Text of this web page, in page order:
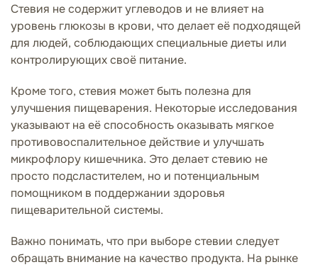
Стевия не содержит углеводов и не влияет на
уровень глюкозы в крови, что делает её подходящей
для людей, соблюдающих специальные диеты или
контролирующих своё питание.
Кроме того, стевия может быть полезна для
улучшения пищеварения. Некоторые исследования
указывают на её способность оказывать мягкое
противовоспалительное действие и улучшать
микрофлору кишечника. Это делает стевию не
просто подсластителем, но и потенциальным
помощником в поддержании здоровья
пищеварительной системы.
Важно понимать, что при выборе стевии следует
обращать внимание на качество продукта. На рынке